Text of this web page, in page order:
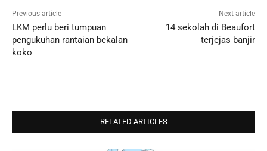
Previous article
LKM perlu beri tumpuan
pengukuhan rantaian bekalan
koko
Next article
14 sekolah di Beaufort
terjejas banjir
RELATED ARTICLES